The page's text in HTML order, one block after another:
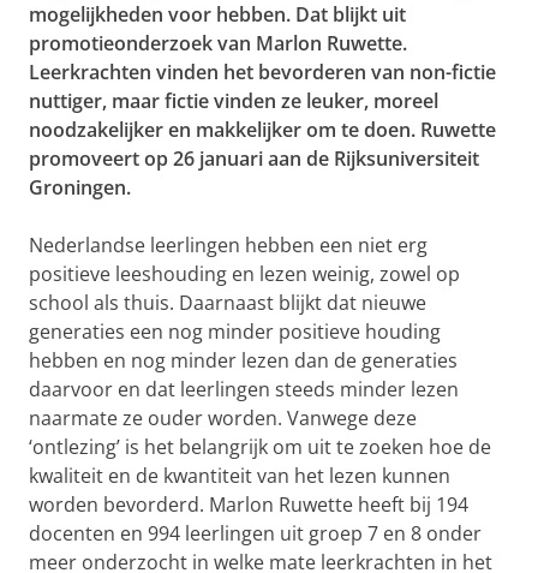
mogelijkheden voor hebben. Dat blijkt uit
promotieonderzoek van Marlon Ruwette.
Leerkrachten vinden het bevorderen van non-fictie
nuttiger, maar fictie vinden ze leuker, moreel
noodzakelijker en makkelijker om te doen. Ruwette
promoveert op 26 januari aan de Rijksuniversiteit
Groningen.
Nederlandse leerlingen hebben een niet erg
positieve leeshouding en lezen weinig, zowel op
school als thuis. Daarnaast blijkt dat nieuwe
generaties een nog minder positieve houding
hebben en nog minder lezen dan de generaties
daarvoor en dat leerlingen steeds minder lezen
naarmate ze ouder worden. Vanwege deze
‘ontlezing’ is het belangrijk om uit te zoeken hoe de
kwaliteit en de kwantiteit van het lezen kunnen
worden bevorderd. Marlon Ruwette heeft bij 194
docenten en 994 leerlingen uit groep 7 en 8 onder
meer onderzocht in welke mate leerkrachten in het